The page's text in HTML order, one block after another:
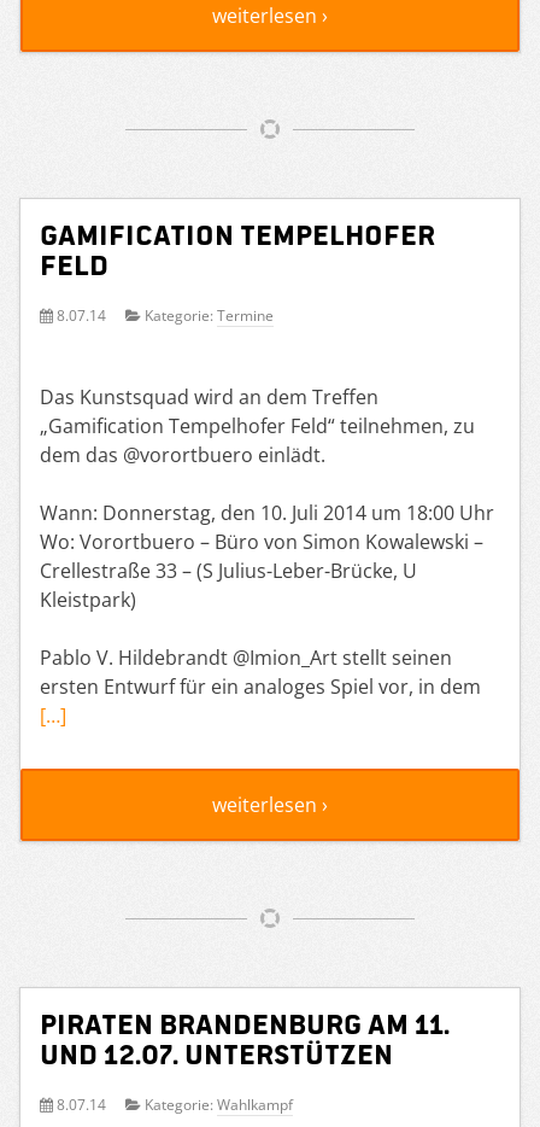
weiterlesen ›
Gamification Tempelhofer
Feld
8.07.14 Kategorie: Termine
Das Kunstsquad wird an dem Treffen
„Gamification Tempelhofer Feld“ teilnehmen, zu
dem das @vorortbuero einlädt.
Wann: Donnerstag, den 10. Juli 2014 um 18:00 Uhr
Wo: Vorortbuero – Büro von Simon Kowalewski –
Crellestraße 33 – (S Julius-Leber-Brücke, U
Kleistpark)
Pablo V. Hildebrandt @Imion_Art stellt seinen
ersten Entwurf für ein analoges Spiel vor, in dem
[…]
weiterlesen ›
Piraten Brandenburg am 11.
und 12.07. unterstützen
8.07.14 Kategorie: Wahlkampf